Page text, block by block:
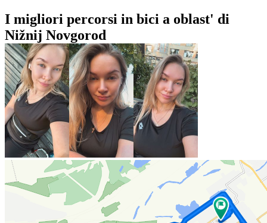
I migliori percorsi in bici a oblast' di
Nižnij Novgorod